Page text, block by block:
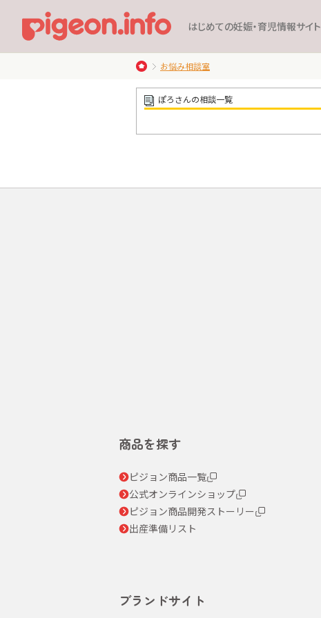
はじめての妊娠・育児情報サイト
お悩み相談室
ぽろさんの相談一覧
商品を探す
ピジョン商品一覧
公式オンラインショップ
ピジョン商品開発ストーリー
出産準備リスト
ブランドサイト